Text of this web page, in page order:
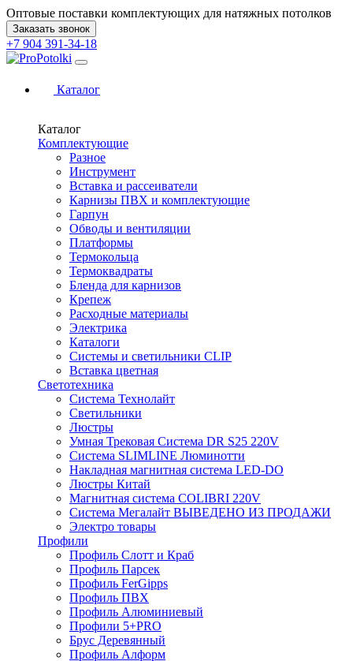
Оптовые поставки комплектующих для натяжных потолков
Заказать звонок
+7 904 391-34-18
Каталог
Каталог
Комплектующие
Разное
Инструмент
Вставка и рассеиватели
Карнизы ПВХ и комплектующие
Гарпун
Обводы и вентиляции
Платформы
Термокольца
Термоквадраты
Бленда для карнизов
Крепеж
Расходные материалы
Электрика
Каталоги
Системы и светильники CLIP
Вставка цветная
Светотехника
Система Технолайт
Светильники
Люстры
Умная Трековая Система DR S25 220V
Система SLIMLINE Люминотти
Накладная магнитная система LED-DO
Люстры Китай
Магнитная система COLIBRI 220V
Система Мегалайт ВЫВЕДЕНО ИЗ ПРОДАЖИ
Электро товары
Профили
Профиль Слотт и Краб
Профиль Парсек
Профиль FerGipps
Профиль ПВХ
Профиль Алюминиевый
Профили 5+PRO
Брус Деревянный
Профиль Алформ